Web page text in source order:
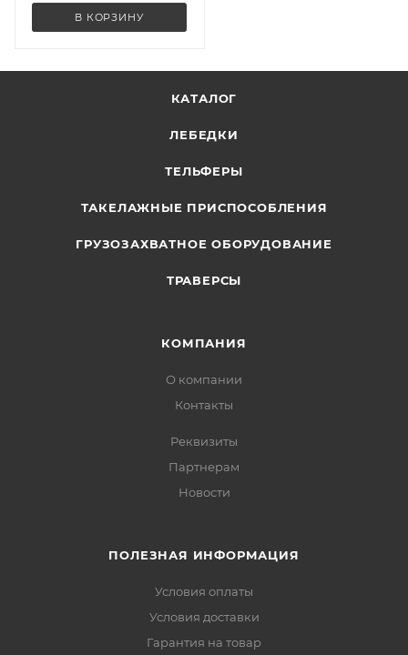
В КОРЗИНУ
КАТАЛОГ
ЛЕБЕДКИ
ТЕЛЬФЕРЫ
ТАКЕЛАЖНЫЕ ПРИСПОСОБЛЕНИЯ
ГРУЗОЗАХВАТНОЕ ОБОРУДОВАНИЕ
ТРАВЕРСЫ
КОМПАНИЯ
О компании
Контакты
Реквизиты
Партнерам
Новости
ПОЛЕЗНАЯ ИНФОРМАЦИЯ
Условия оплаты
Условия доставки
Гарантия на товар